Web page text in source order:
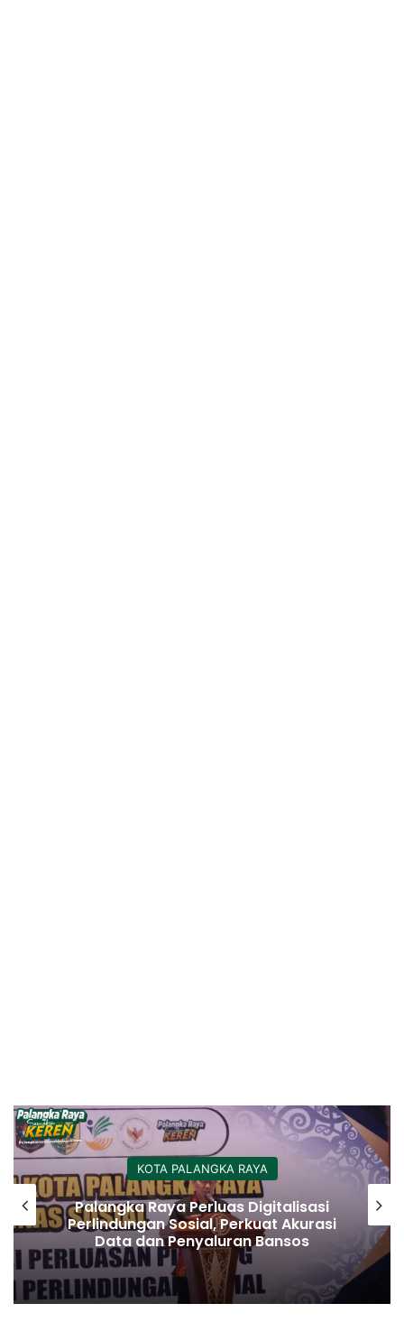
KOTA PALANGKA RAYA
Palangka Raya Perluas Digitalisasi
Perlindungan Sosial, Perkuat Akurasi
Data dan Penyaluran Bansos